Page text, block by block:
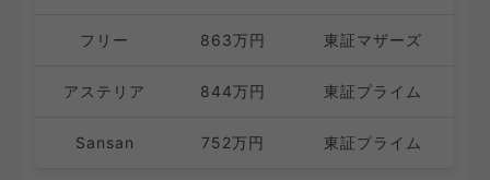
フリー 863万円 東証マザーズ
アステリア 844万円 東証プライム
Sansan 752万円 東証プライム